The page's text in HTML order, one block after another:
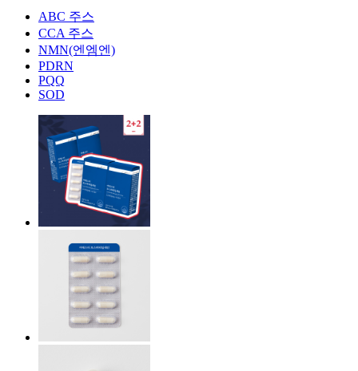
ABC 주스
CCA 주스
NMN(엔엠엔)
PDRN
PQQ
SOD